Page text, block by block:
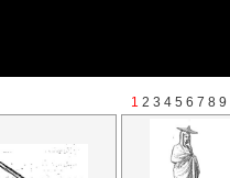
1 2 3 4 5 6 7 8 9